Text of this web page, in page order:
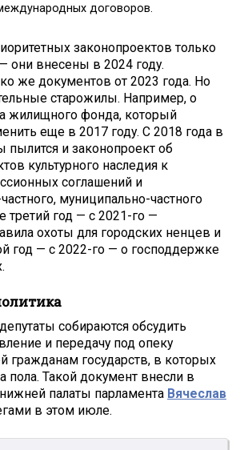
договоров.
законопроектов только
они внесены в 2024 году.
же документов от 2023 года. Но
старожилы. Например, о
жилищного фонда, который
еще в 2017 году. С 2018 года в
пылится и законопроект об
культурного наследия к
соглашений и
муниципально-частного
третий год — с 2021-го —
охоты для городских ненцев и
год — с 2022-го — о господдержке
собираются обсудить
и передачу под опеку
гражданам государств, в которых
пола. Такой документ внесли в
палаты парламента Вячеслав
в этом июле.